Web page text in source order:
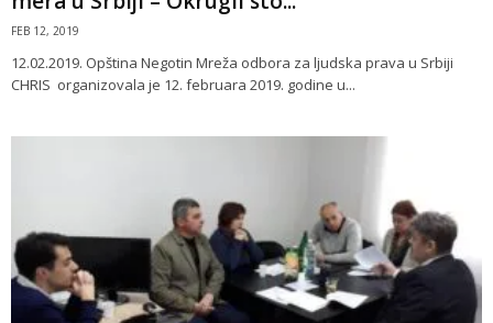
FEB 12, 2019
12.02.2019. Opština Negotin Mreža odbora za ljudska prava u Srbiji
CHRIS organizovala je 12. februara 2019. godine u...